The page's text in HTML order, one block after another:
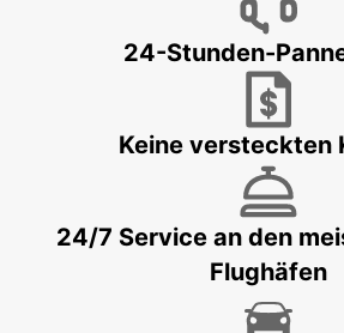
JARRY BAIE MAHAULT - GUADELOUPE
GRANTLEY ADAMS
CHRIST CHURCH - BARBADOS
24-Stunden-
Keine versteckten
24/7 Service an den
Flughäfen